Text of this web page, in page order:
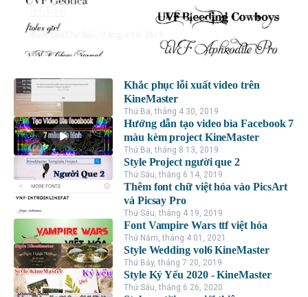
hiếm
Đình Đức
Khắc phục lỗi xuất video trên
KineMaster
Thứ Ba, tháng 4 30, 2019
Hướng dẫn tạo video bìa Facebook 7
màu kèm project KineMaster
Thứ Ba, tháng 8 13, 2019
Style Project người que 2
Thứ Sáu, tháng 6 14, 2019
Thêm font chữ việt hóa vào PicsArt
và Picsay Pro
Thứ Sáu, tháng 4 19, 2019
Font Vampire Wars ttf việt hóa
Thứ Năm, tháng 4 01, 2021
Style Wedding vol6 KineMaster
Thứ Bảy, tháng 7 20, 2019
Style Kỷ Yếu 2020 - KineMaster
Thứ Sáu, tháng 6 26, 2020